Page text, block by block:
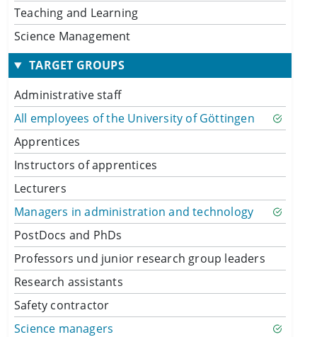
Teaching and Learning
Science Management
TARGET GROUPS
Administrative staff
All employees of the University of Göttingen
Apprentices
Instructors of apprentices
Lecturers
Managers in administration and technology
PostDocs and PhDs
Professors und junior research group leaders
Research assistants
Safety contractor
Science managers